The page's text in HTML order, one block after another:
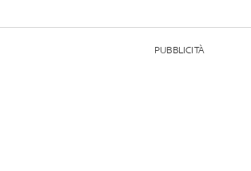
PUBBLICITÀ